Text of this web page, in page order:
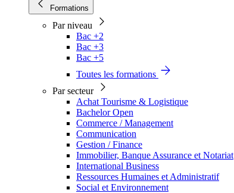
Formations
Par niveau
Bac +2
Bac +3
Bac +5
Toutes les formations
Par secteur
Achat Tourisme & Logistique
Bachelor Open
Commerce / Management
Communication
Gestion / Finance
Immobilier, Banque Assurance et Notariat
International Business
Ressources Humaines et Administratif
Social et Environnement